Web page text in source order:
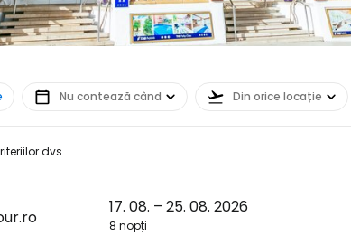
Nu contează când Din orice locație
dvs.
17. 08. – 25. 08. 2026
8 nopți